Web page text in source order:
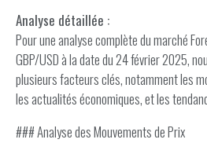
Analyse détaillée :
Pour une analyse complète du marché
GBP/USD à la date du 24 février 2025,
plusieurs facteurs clés, notamment les
les actualités économiques, et les
### Analyse des Mouvements de Prix